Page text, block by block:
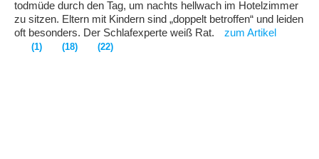
todmüde durch den Tag, um nachts hellwach im Hotelzimmer
zu sitzen. Eltern mit Kindern sind „doppelt betroffen“ und leiden
oft besonders. Der Schlafexperte weiß Rat.
zum Artikel
(1) (18) (22)